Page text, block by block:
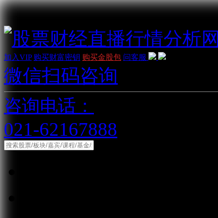
加入VIP 购买财富密钥 购买金股包 问客服
微信扫码咨询
咨询电话：
021-62167888